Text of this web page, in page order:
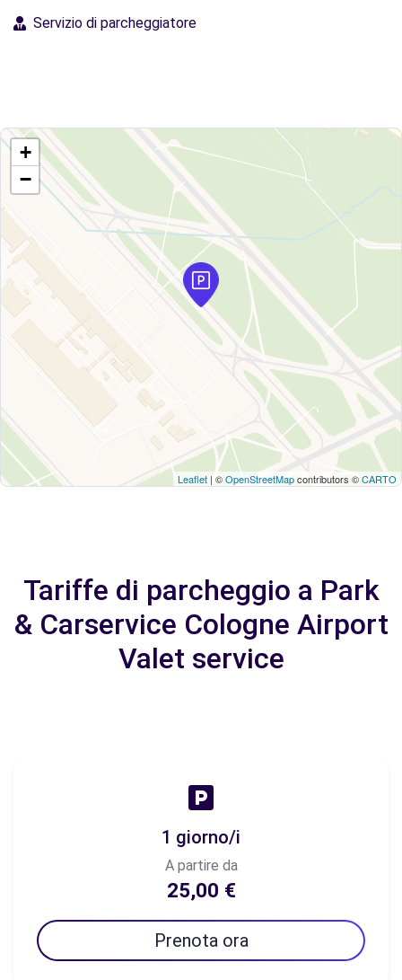
Servizio di parcheggiatore
+
−
Leaflet | ©OpenStreetMapcontributors ©CARTO
Tariffe di parcheggio a Park
& Carservice Cologne Airport
Valet service
1 giorno/i
A partire da
25,00 €
Prenota ora